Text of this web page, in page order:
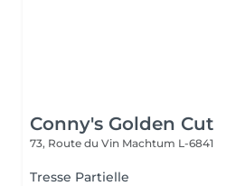
Conny's Golden Cut
73, Route du Vin Machtum L-6841
Tresse Partielle